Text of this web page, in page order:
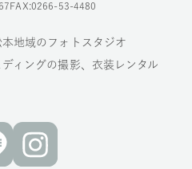
FAX:0266-53-4480
地域のフォトスタジオ
ィングの撮影、衣装レンタル